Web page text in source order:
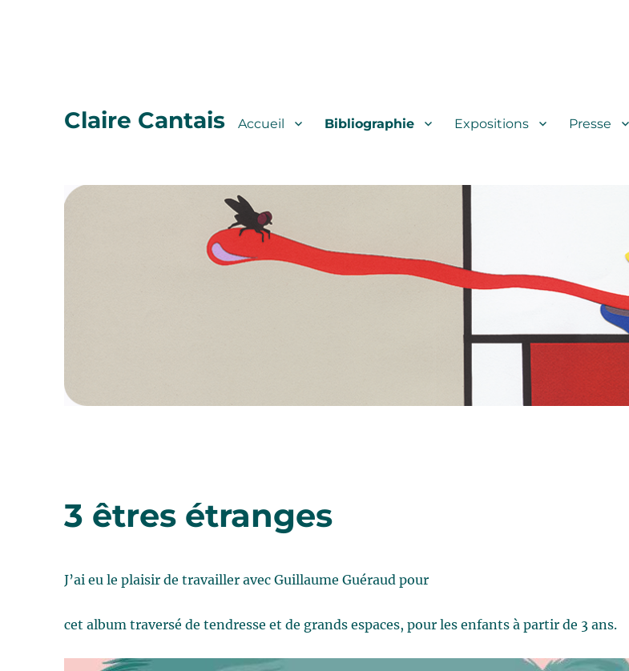
Claire Cantais Accueil Bibliographie Expositions Presse
3 êtres étranges
J’ai eu le plaisir de travailler avec Guillaume Guéraud pour
cet album traversé de tendresse et de grands espaces, pour les enfants à partir de 3 ans.